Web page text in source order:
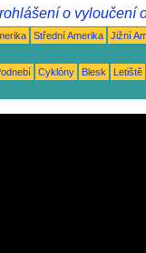
o vyloučení
Střední Amerika
Jižní
Cyklóny Blesk
Letiště